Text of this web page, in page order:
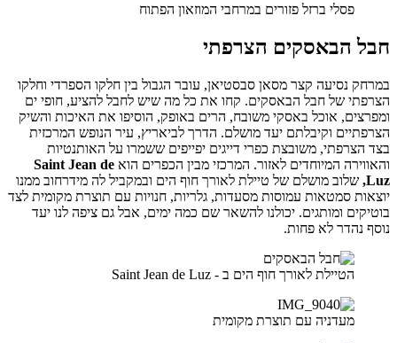
פסלי ברזל פזורים במרחבי המוזאון הפתוח
חבל הבאסקים הצרפתי
במרחק נסיעה קצר מסאן סבסטיאן, עובר הגבול בין חלקו הספרדי וחלקו
הצרפתי של חבל הבאסקים. קחו את כל מה שיש לחבל להציע, חופי ים
ומפרצים, אוכל באסקי משובח, הרים באופק, הוסיפו את האיכות והשיק
הצרפתיים וקיבלתם יעד מושלם. הדרך לביאריץ, עיר הנופש המרכזית
בצד הצרפתי, משובצת כפרי דייגים יפייפים ששמרו על האותנטיות
והאווירה המיוחדים לאזור. המרכזי מבין הכפרים הוא Saint Jean de
Luz, שלוב מושלם של טיילת לאורך חוף הים ובמקביל לה מידרחוב ממנו
יוצאות סמטאות עמוסות מסעדות, גלריות, חנויות עם תוצרת מקומית לצד
בוטיקים ומותגים. יכולנו להשאר שם כמה ימים, אבל גם ציפה לנו יעד
נוסף נהדר לא פחות.
הטיילת לאורך חוף הים ב - Saint Jean de Luz
מעדניה עם תוצרת מקומית